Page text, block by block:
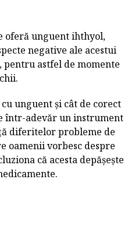
oferă unguent ihthyol,
negative ale acestui
astfel de momente
unguent și cât de corect
într-adevăr un instrument
diferitelor probleme de
oamenii vorbesc despre
că acesta depășește